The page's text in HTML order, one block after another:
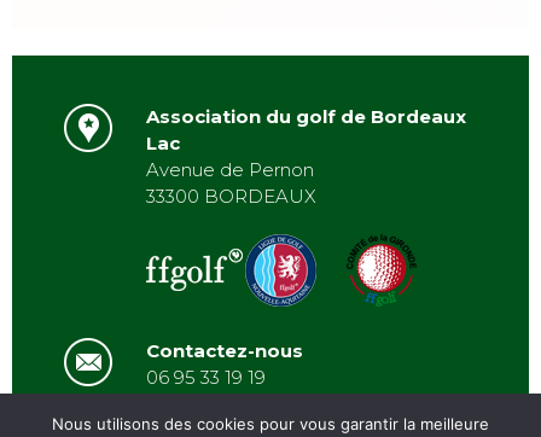
Association du golf de Bordeaux
Lac
Avenue de Pernon
33300 BORDEAUX
Contactez-nous
06 95 33 19 19
Nous utilisons des cookies pour vous garantir la meilleure